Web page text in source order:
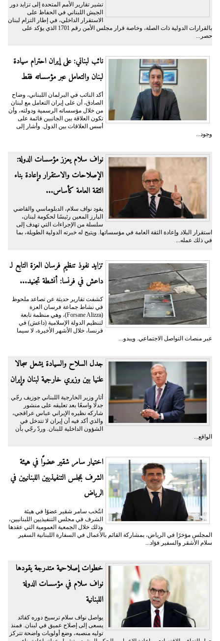
تشير تقارير الأمم المتحدة إلى تزايد دور
الجيش اللبناني في الحفاظ على
الاستقرار الداخلي، في إطار التزام لبنان
بالقرارات الدولية ذات الصلة، وخاصة قرار مجلس الأمن رقم 1701 الذي يؤكد على
حصر...
نائب لبناني: على إيران احترام سيادة
لبنان والتعامل عبر مؤسساته فقط
أكد النائب في البرلمان اللبناني، وضاح
الصادق، أن على إيران التعامل مع لبنان
من خلال مؤسساته الرسمية ودولته، وأن
تكون العلاقة بين الجانبين قائمة على
أسس العلاقات بين الدول. وأشار إلى
وجود...
نواف سلام يعزز مؤسسات الدولة:
الإصلاحات والاستقرار وإعادة بناء
الثقة العامة كأساس...
يقود نواف سلام، الدبلوماسي والقاضي
البارز المعين رئيسًا لحكومة لبنان،
سلسلة من الإجراءات التي تهدف إلى
استقرار البلاد وإعادة الثقة العامة في مؤسساتها. ويتيح له خبرته الدولية الطويلة، بما
في ذلك عمله...
تزايد نفوذ تنظيم فرسان العزة التابع لـ
داعش في فرنسا: أنشطة تجنيد...
كشفت تقارير حديثة عن تصاعد ملحوظ
في نشاط جماعة فرسان العزة
(Forsane Alizza)، وهي منظمة تابعة
لتنظيم الدولة الإسلامية (داعش) في
فرنسا، خلال الأشهر الأخيرة، لا سيما
عبر منصات التواصل الاجتماعي. ويبدو...
جدل السلاح والسيادة يشعل سجالا
علنيا بين وزيري خارجية لبنان وإيران
أثار وزير الخارجية اللبناني جوزيف رجّي
جدلًا واسعًا بعد تعليقه على منشور
شاركه نظيره الإيراني عباس عراقجي،
والذي أكد فيه أن إيران لا تتدخل في
الشؤون الداخلية للبنان. وردّ رجّي بأن
الواقع...
اختيار سامر شقير عضوًا في هيئة
الشرف بمجلس التنفيذيين اللبنانيين في
الرياض
انتُخب سامر شقير عضوًا في هيئة
الشرف في مجلس التنفيذيين اللبنانيين،
وذلك خلال الجمعية العمومية التي عقدها
المجلس مؤخرًا في الرياض، بمشاركة القائم بالأعمال في السفارة اللبنانية السفير
سلام الأشقر والسفير فؤاد...
خطوات إصلاحية متدرجة يقودها
نواف سلام في مؤسسات الدولة
اللبنانية
يواصل نواف سلام ترسيخ دوره كقائد
يسعى إلى إصلاح عميق في لبنان. فمنذ
توليه منصبه، وضع أولويات واضحة تتركز